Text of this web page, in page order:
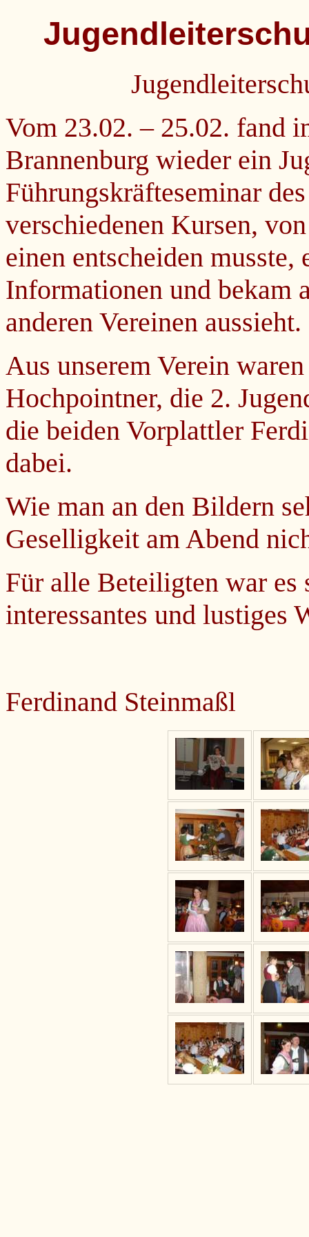
Vom 23.02. – 25.02. fand
Brannenburg wieder ein
Führungskräfteseminar
verschiedenen Kursen,
einen entscheiden
Informationen und bekam
anderen Vereinen aussieht.
Aus unserem Verein
Hochpointner, die 2.
die beiden Vorplattler
dabei.
Wie man an den Bildern
Geselligkeit am Abend
Für alle Beteiligten war es
interessantes und lustiges
Ferdinand Steinmaßl